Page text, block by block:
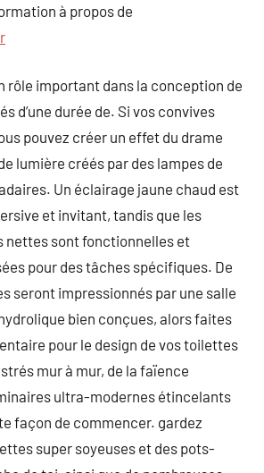
à propos de
rôle important dans la conception de
d’une durée de. Si vos convives
pouvez créer un effet du drame
lumière créés par des lampes de
Un éclairage jaune chaud est
et invitant, tandis que les
nettes sont fonctionnelles et
pour des tâches spécifiques. De
seront impressionnés par une salle
bien conçues, alors faites
pour le design de vos toilettes
mur à mur, de la faïence
ultra-modernes étincelants
façon de commencer. gardez
super soyeuses et des pots-